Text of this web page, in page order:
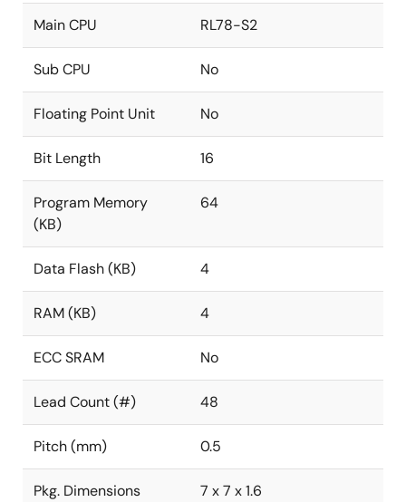
Main CPU RL78-S2
Sub CPU No
Floating Point Unit No
Bit Length 16
Program Memory
(KB)
64
Data Flash (KB) 4
RAM (KB) 4
ECC SRAM No
Lead Count (#) 48
Pitch (mm) 0.5
Pkg. Dimensions
7 x 7 x 1.6